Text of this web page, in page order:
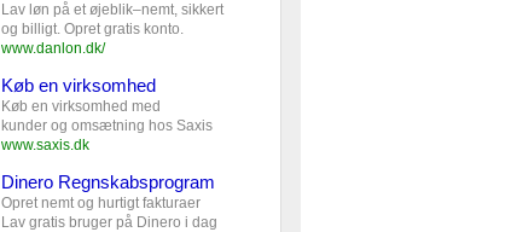
Lav løn på et øjeblik–nemt, sikkert
og billigt. Opret gratis konto.
www.danlon.dk/
Køb en virksomhed
Køb en virksomhed med
kunder og omsætning hos Saxis
www.saxis.dk
Dinero Regnskabsprogram
Opret nemt og hurtigt fakturaer
Lav gratis bruger på Dinero i dag